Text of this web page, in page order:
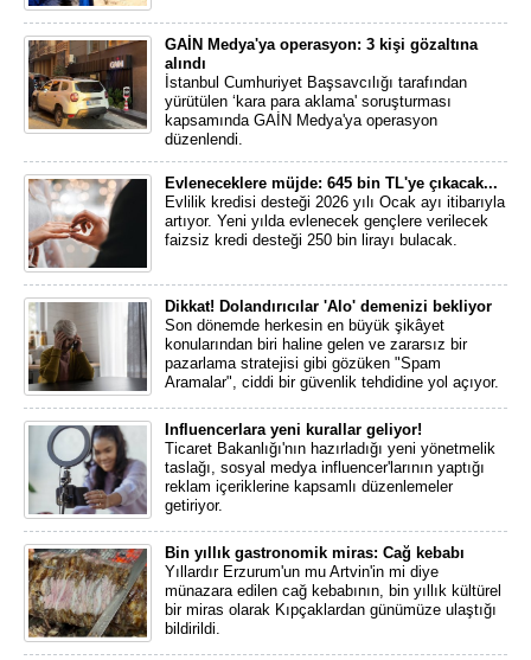
GAİN Medya'ya operasyon: 3 kişi gözaltına
alındı
İstanbul Cumhuriyet Başsavcılığı tarafından
yürütülen ‘kara para aklama' soruşturması
kapsamında GAİN Medya'ya operasyon
düzenlendi.
Evleneceklere müjde: 645 bin TL'ye çıkacak...
Evlilik kredisi desteği 2026 yılı Ocak ayı itibarıyla
artıyor. Yeni yılda evlenecek gençlere verilecek
faizsiz kredi desteği 250 bin lirayı bulacak.
Dikkat! Dolandırıcılar 'Alo' demenizi bekliyor
Son dönemde herkesin en büyük şikâyet
konularından biri haline gelen ve zararsız bir
pazarlama stratejisi gibi gözüken "Spam
Aramalar", ciddi bir güvenlik tehdidine yol açıyor.
Influencerlara yeni kurallar geliyor!
Ticaret Bakanlığı'nın hazırladığı yeni yönetmelik
taslağı, sosyal medya influencer'larının yaptığı
reklam içeriklerine kapsamlı düzenlemeler
getiriyor.
Bin yıllık gastronomik miras: Cağ kebabı
Yıllardır Erzurum'un mu Artvin'in mi diye
münazara edilen cağ kebabının, bin yıllık kültürel
bir miras olarak Kıpçaklardan günümüze ulaştığı
bildirildi.